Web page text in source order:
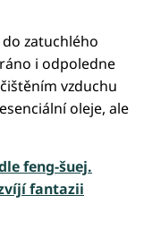
zatuchlého
i odpoledne
vzduchu
oleje, ale
feng-šuej.
fantazii